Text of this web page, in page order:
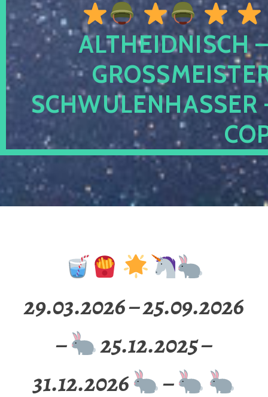
ALTHEIDNISCH
CHWULENHASSER
29.03.2026 – 25.09.2026
–
25.12.2025 –
31.12.2026
–